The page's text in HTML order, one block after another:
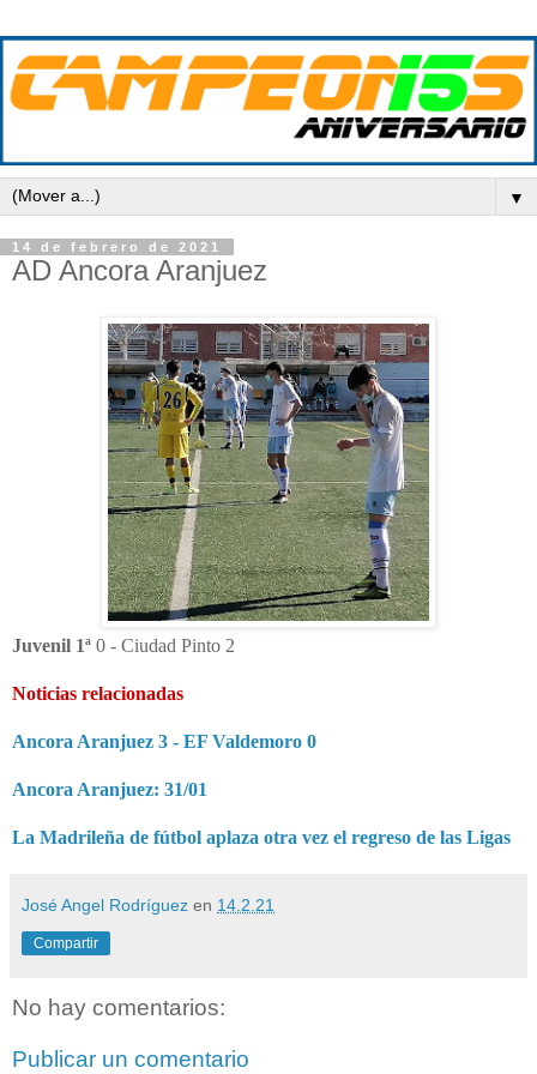
▼
14 de febrero de 2021
AD Ancora Aranjuez
Juvenil 1ª 0 - Ciudad Pinto 2
Noticias relacionadas
Ancora Aranjuez 3 - EF Valdemoro 0
Ancora Aranjuez: 31/01
La Madrileña de fútbol aplaza otra vez el regreso de las Ligas
José Angel Rodríguez en 14.2.21
Compartir
No hay comentarios:
Publicar un comentario